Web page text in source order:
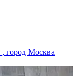
город Москва